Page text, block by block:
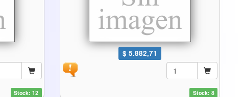
Stock: 12
$ 5.882,71
Stock: 8